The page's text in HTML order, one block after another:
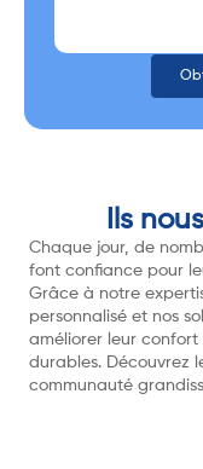
Ils
Chaque jour, de
font confiance pour
Grâce à notre
personnalisé et nos
améliorer leur confort
durables. Découvrez
communauté